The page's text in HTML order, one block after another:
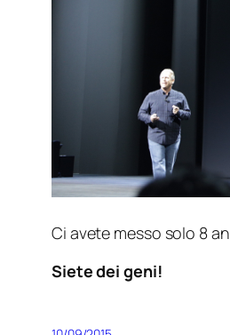
Ci avete messo solo 8
Siete dei geni!